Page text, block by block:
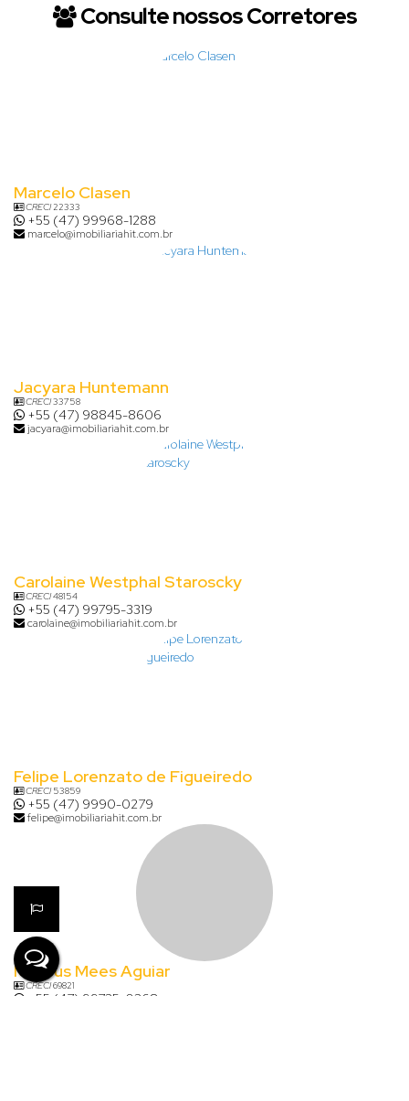
Consulte nossos Corretores
Marcelo Clasen
CRECI22333
+55 (47) 99968-1288
marcelo@imobiliariahit.com.br
Jacyara Huntemann
CRECI33758
+55 (47) 98845-8606
jacyara@imobiliariahit.com.br
Carolaine Westphal Staroscky
CRECI48154
+55 (47) 99795-3319
carolaine@imobiliariahit.com.br
Felipe Lorenzato de Figueiredo
CRECI53859
+55 (47) 9990-0279
felipe@imobiliariahit.com.br
Mateus Mees Aguiar
CRECI69821
+55 (47) 99735-0368